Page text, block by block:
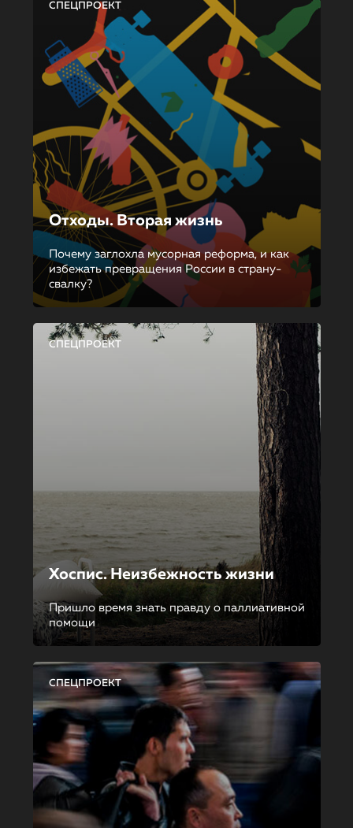
СПЕЦПРОЕКТ
Отходы. Вторая жизнь
Почему заглохла мусорная реформа, и как
избежать превращения России в страну-
свалку?
СПЕЦПРОЕКТ
Хоспис. Неизбежность жизни
Пришло время знать правду о паллиативной
помощи
СПЕЦПРОЕКТ